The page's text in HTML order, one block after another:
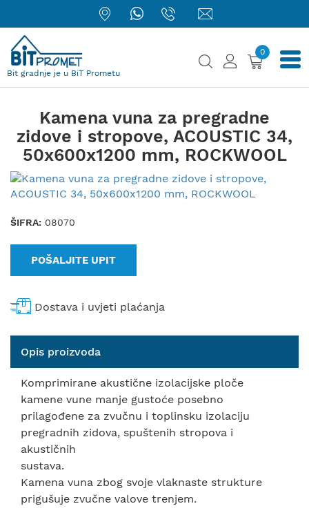
Bit gradnje je u BiT Prometu
0
Kamena vuna za pregradne
zidove i stropove, ACOUSTIC 34,
50x600x1200 mm, ROCKWOOL
ŠIFRA: 08070
POŠALJITE UPIT
Dostava i uvjeti plaćanja
Opis proizvoda
Komprimirane akustične izolacijske ploče
kamene vune manje gustoće posebno
prilagođene za zvučnu i toplinsku izolaciju
pregradnih zidova, spuštenih stropova i
akustičnih
sustava.
Kamena vuna zbog svoje vlaknaste strukture
prigušuje zvučne valove trenjem.